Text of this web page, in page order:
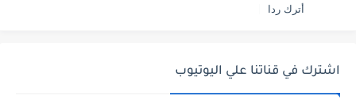
أترك ردا
اشترك في قناتنا علي اليوتيوب